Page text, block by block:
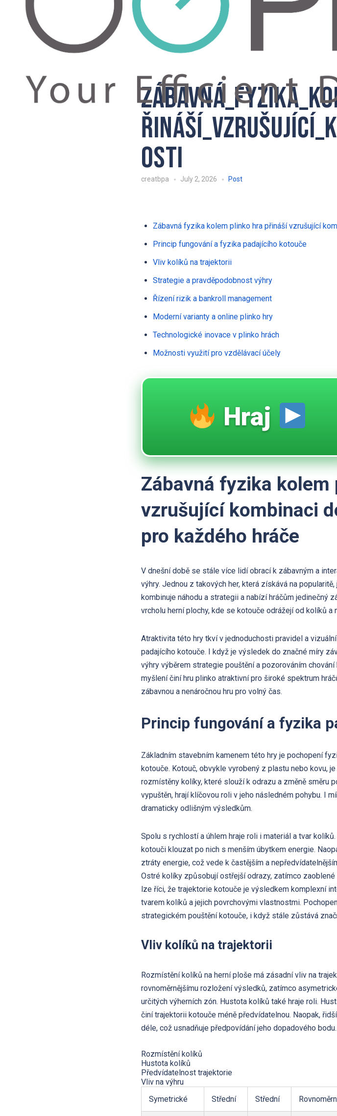
osti
creatbpa July 2, 2026 Post
Zábavná fyzika kolem plinko hra přináší vzrušující
Princip fungování a fyzika padajícího kotouče
Vliv kolíků na trajektorii
Strategie a pravděpodobnost výhry
Řízení rizik a bankroll management
Moderní varianty a online plinko hry
Technologické inovace v plinko hrách
Možnosti využití pro vzdělávací účely
Hraj
Zábavná fyzika
vzrušující kombinaci
pro každého hráče
V dnešní době se stále více lidí obrací k zábavným a
výhry. Jednou z takových her, která získává na popularitě,
kombinuje náhodu a strategii a nabízí hráčům jedinečný
vrcholu herní plochy, kde se kotouče odrážejí od kolíků a
Atraktivita této hry tkví v jednoduchosti pravidel a
padajícího kotouče. I když je výsledek do značné míry
výhry výběrem strategie pouštění a pozorováním
myšlení činí hru plinko atraktivní pro široké spektrum
zábavnou a nenáročnou hru pro volný čas.
Princip fungování a fyzika
Základním stavebním kamenem této hry je pochopení
kotouče. Kotouč, obvykle vyrobený z plastu nebo kovu,
rozmístěny kolíky, které slouží k odrazu a změně směru
vypuštěn, hrají klíčovou roli v jeho následném pohybu. I
dramaticky odlišným výsledkům.
Spolu s rychlostí a úhlem hraje roli i materiál a tvar
kotouči klouzat po nich s menším úbytkem energie.
ztráty energie, což vede k častějším a
Ostré kolíky způsobují ostřejší odrazy, zatímco
lze říci, že trajektorie kotouče je výsledkem komplexní
tvarem kolíků a jejich povrchovými vlastnostmi.
strategickém pouštění kotouče, i když stále zůstává
Vliv kolíků na trajektorii
Rozmístění kolíků na herní ploše má zásadní vliv na
rovnoměrnějšímu rozložení výsledků, zatímco
určitých výherních zón. Hustota kolíků také hraje roli.
činí trajektorii kotouče méně předvídatelnou. Naopak,
déle, což usnadňuje předpovídání jeho dopadového bodu.
Rozmístění kolíků
Hustota kolíků
Předvídatelnost trajektorie
Vliv na výhru
Symetrické
Střední Střední